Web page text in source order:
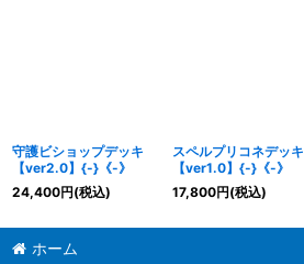
守護ビショップデッキ
【ver2.0】{-}《-》
24,400円(税込)
スペルプリコネデッキ
【ver1.0】{-}《-》
17,800円(税込)
ホーム